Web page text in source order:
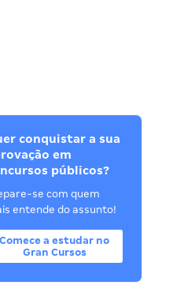
conquistar a sua
em
públicos?
se com quem
entende do assunto!
Comece a estudar no
Gran Cursos